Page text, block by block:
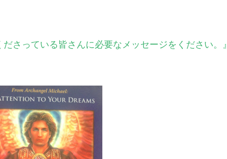
さっている皆さんに必要なメッセージをください。』